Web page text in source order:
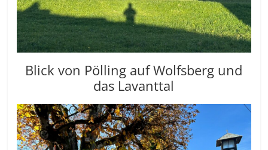
Blick von Pölling auf Wolfsberg und
das Lavanttal